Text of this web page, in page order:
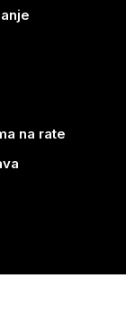
na rate